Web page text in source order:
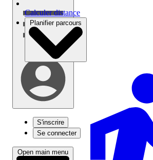
S'inscrire
Se connecter
Open main menu
Calculer distance
Planifier parcours